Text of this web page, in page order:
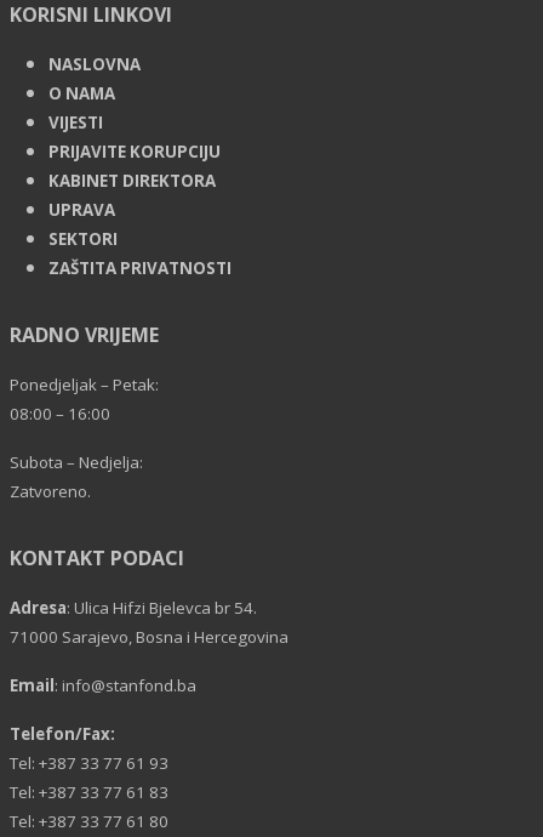
KORISNI LINKOVI
NASLOVNA
O NAMA
VIJESTI
PRIJAVITE KORUPCIJU
KABINET DIREKTORA
UPRAVA
SEKTORI
ZAŠTITA PRIVATNOSTI
RADNO VRIJEME
Ponedjeljak – Petak:
08:00 – 16:00
Subota – Nedjelja:
Zatvoreno.
KONTAKT PODACI
Adresa: Ulica Hifzi Bjelevca br 54.
71000 Sarajevo, Bosna i Hercegovina
Email : info@stanfond.ba
Telefon/Fax:
Tel: +387 33 77 61 93
Tel: +387 33 77 61 83
Tel: +387 33 77 61 80